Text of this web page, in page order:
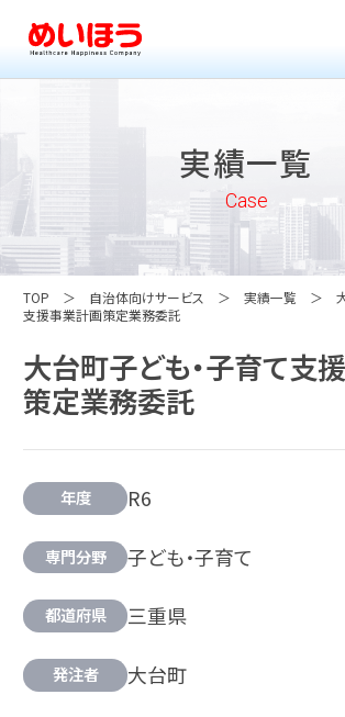
実績一覧
Case
TOP 自治体向けサービス 実績一覧
支援事業計画策定業務委託
大台町子ども・子育て支
策定業務委託
年度 R6
専門分野 子ども・子育て
都道府県 三重県
発注者 大台町